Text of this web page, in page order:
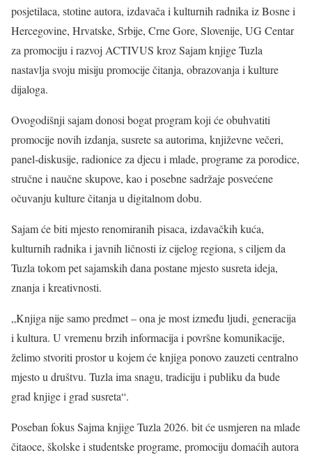
posjetilaca, stotine autora, izdavača i kulturnih radnika iz Bosne i
Hercegovine, Hrvatske, Srbije, Crne Gore, Slovenije, UG Centar
za promociju i razvoj ACTIVUS kroz Sajam knjige Tuzla
nastavlja svoju misiju promocije čitanja, obrazovanja i kulture
dijaloga.
Ovogodišnji sajam donosi bogat program koji će obuhvatiti
promocije novih izdanja, susrete sa autorima, književne večeri,
panel-diskusije, radionice za djecu i mlade, programe za porodice,
stručne i naučne skupove, kao i posebne sadržaje posvećene
očuvanju kulture čitanja u digitalnom dobu.
Sajam će biti mjesto renomiranih pisaca, izdavačkih kuća,
kulturnih radnika i javnih ličnosti iz cijelog regiona, s ciljem da
Tuzla tokom pet sajamskih dana postane mjesto susreta ideja,
znanja i kreativnosti.
„Knjiga nije samo predmet – ona je most između ljudi, generacija
i kultura. U vremenu brzih informacija i površne komunikacije,
želimo stvoriti prostor u kojem će knjiga ponovo zauzeti centralno
mjesto u društvu. Tuzla ima snagu, tradiciju i publiku da bude
grad knjige i grad susreta“.
Poseban fokus Sajma knjige Tuzla 2026. bit će usmjeren na mlade
čitaoce, školske i studentske programe, promociju domaćih autora